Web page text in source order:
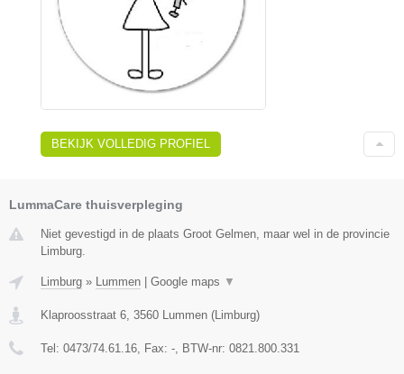
BEKIJK VOLLEDIG PROFIEL
LummaCare thuisverpleging
Niet gevestigd in de plaats Groot Gelmen, maar wel in de provincie
Limburg.
Limburg » Lummen Google maps ▼
Klaproosstraat 6, 3560 Lummen (Limburg)
Tel: 0473/74.61.16, Fax: -, BTW-nr: 0821.800.331